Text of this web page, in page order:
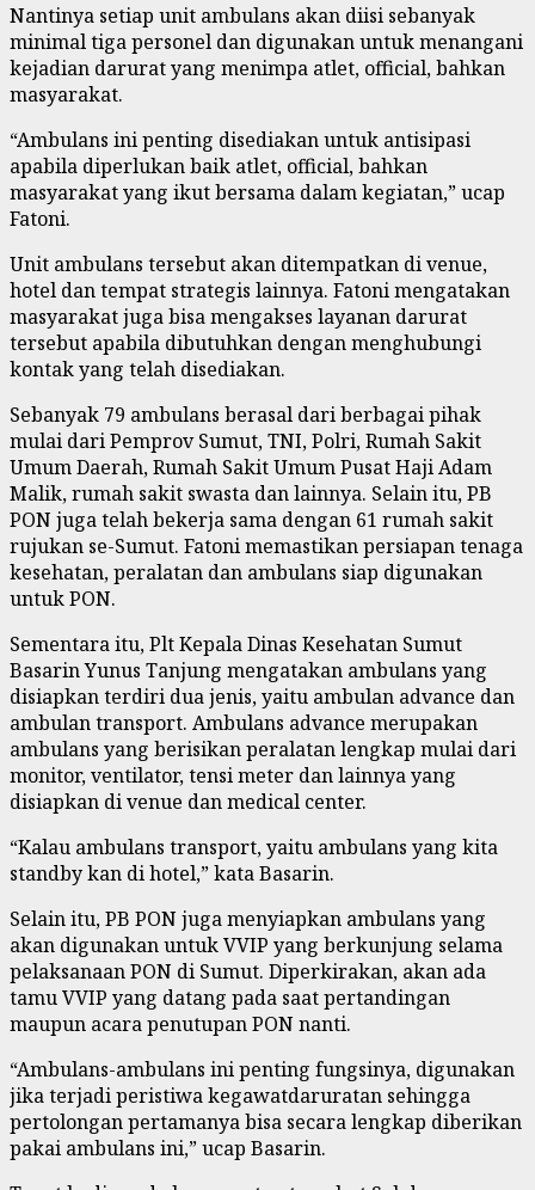
Nantinya setiap unit ambulans akan diisi sebanyak
minimal tiga personel dan digunakan untuk menangani
kejadian darurat yang menimpa atlet, official, bahkan
masyarakat.
“Ambulans ini penting disediakan untuk antisipasi
apabila diperlukan baik atlet, official, bahkan
masyarakat yang ikut bersama dalam kegiatan,” ucap
Fatoni.
Unit ambulans tersebut akan ditempatkan di venue,
hotel dan tempat strategis lainnya. Fatoni mengatakan
masyarakat juga bisa mengakses layanan darurat
tersebut apabila dibutuhkan dengan menghubungi
kontak yang telah disediakan.
Sebanyak 79 ambulans berasal dari berbagai pihak
mulai dari Pemprov Sumut, TNI, Polri, Rumah Sakit
Umum Daerah, Rumah Sakit Umum Pusat Haji Adam
Malik, rumah sakit swasta dan lainnya. Selain itu, PB
PON juga telah bekerja sama dengan 61 rumah sakit
rujukan se-Sumut. Fatoni memastikan persiapan tenaga
kesehatan, peralatan dan ambulans siap digunakan
untuk PON.
Sementara itu, Plt Kepala Dinas Kesehatan Sumut
Basarin Yunus Tanjung mengatakan ambulans yang
disiapkan terdiri dua jenis, yaitu ambulan advance dan
ambulan transport. Ambulans advance merupakan
ambulans yang berisikan peralatan lengkap mulai dari
monitor, ventilator, tensi meter dan lainnya yang
disiapkan di venue dan medical center.
“Kalau ambulans transport, yaitu ambulans yang kita
standby kan di hotel,” kata Basarin.
Selain itu, PB PON juga menyiapkan ambulans yang
akan digunakan untuk VVIP yang berkunjung selama
pelaksanaan PON di Sumut. Diperkirakan, akan ada
tamu VVIP yang datang pada saat pertandingan
maupun acara penutupan PON nanti.
“Ambulans-ambulans ini penting fungsinya, digunakan
jika terjadi peristiwa kegawatdaruratan sehingga
pertolongan pertamanya bisa secara lengkap diberikan
pakai ambulans ini,” ucap Basarin.